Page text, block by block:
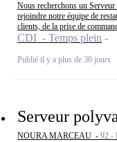
Nous recherchons un
rejoindre notre équipe de
clients, de la prise de
CDI - Temps plein
Publié il y a plus de 30 jours
Serveur
NOURA MARCEAU - 92 -